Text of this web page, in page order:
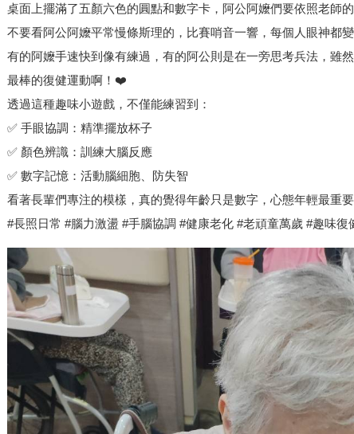
桌面上擺滿了五顏六色的圓點和數字卡，阿公阿嬤們要依照老師
不要看阿公阿嬤平常慢條斯理的，比賽哨音一響，每個人眼神都變
有的阿嬤手速快到像有練過，有的阿公則是在一旁思考兵法，雖
最棒的復健運動啊！❤️
透過這種趣味小遊戲，不僅能練習到：
✅ 手眼協調：精準擺放杯子
✅ 顏色辨識：訓練大腦反應
✅ 數字記憶：活動腦細胞、防失智
看著長輩們專注的模樣，真的覺得年齡只是數字，心態年輕最重
#長照日常 #腦力激盪 #手腦協調 #健康老化 #老頑童萬歲 #趣味